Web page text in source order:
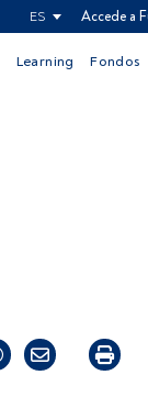
ES Accede a
Learning Fondos